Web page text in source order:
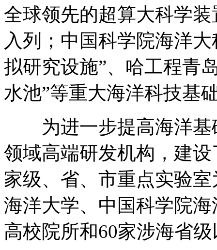
全球领先的超算大科学
入列；中国科学院海洋
拟研究设施”、哈工程青
水池”等重大海洋科技
为进一步提高海洋基
领域高端研发机构，建
家级、省、市重点实验
海洋大学、中国科学院
高校院所和60家涉海省